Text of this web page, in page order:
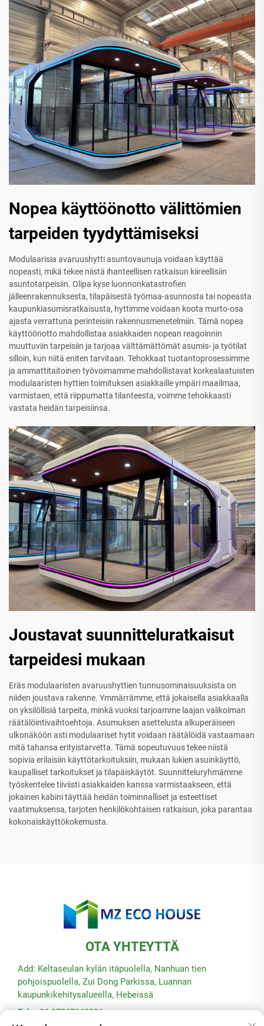
Nopea käyttöönotto välittömien
tarpeiden tyydyttämiseksi
Modulaarisia avaruushytti asuntovaunuja voidaan käyttää
nopeasti, mikä tekee niistä ihanteellisen ratkaisun kiireellisiin
asuntotarpeisiin. Olipa kyse luonnonkatastrofien
jälleenrakennuksesta, tilapäisestä työmaa-asunnosta tai nopeasta
kaupunkiasumisratkaisusta, hyttimme voidaan koota murto-osa
ajasta verrattuna perinteisiin rakennusmenetelmiin. Tämä nopea
käyttöönotto mahdollistaa asiakkaiden nopean reagoinnin
muuttuviin tarpeisiin ja tarjoaa välttämättömät asumis- ja työtilat
silloin, kun niitä eniten tarvitaan. Tehokkaat tuotantoprosessimme
ja ammattitaitoinen työvoimamme mahdollistavat korkealaatuisten
modulaaristen hyttien toimituksen asiakkaille ympäri maailmaa,
varmistaen, että riippumatta tilanteesta, voimme tehokkaasti
vastata heidän tarpeisiinsa.
Joustavat suunnitteluratkaisut
tarpeidesi mukaan
Eräs modulaaristen avaruushyttien tunnusominaisuuksista on
niiden joustava rakenne. Ymmärrämme, että jokaisella asiakkaalla
on yksilöllisiä tarpeita, minkä vuoksi tarjoamme laajan valikoiman
räätälöintivaihtoehtoja. Asumuksen asettelusta alkuperäiseen
ulkonäköön asti modulaariset hytit voidaan räätälöidä vastaamaan
mitä tahansa erityistarvetta. Tämä sopeutuvuus tekee niistä
sopivia erilaisiin käyttötarkoituksiin, mukaan lukien asuinkäyttö,
kaupalliset tarkoitukset ja tilapäiskäytöt. Suunnitteluryhmämme
työskentelee tiiviisti asiakkaiden kanssa varmistaakseen, että
jokainen kabini täyttää heidän toiminnalliset ja esteettiset
vaatimuksensa, tarjoten henkilökohtaisen ratkaisun, joka parantaa
kokonaiskäyttökokemusta.
OTA YHTEYTTÄ
Add: Keltaseulan kylän itäpuolella, Nanhuan tien
pohjoispuolella, Zui Dong Parkissa, Luannan
kaupunkikehitysalueella, Hebeissä
Tel: +86-17367662336